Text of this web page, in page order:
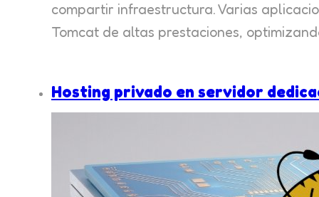
compartir infraestructura. Varias
Tomcat de altas prestaciones,
Hosting privado en servidor